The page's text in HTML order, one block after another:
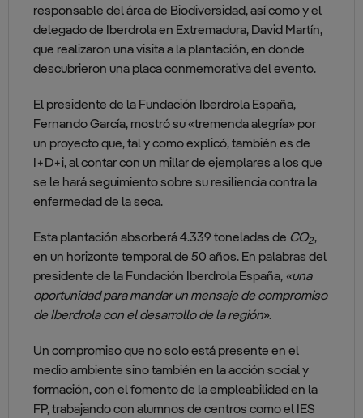
responsable del área de Biodiversidad, así como y el
delegado de Iberdrola en Extremadura, David Martín,
que realizaron una visita a la plantación, en donde
descubrieron una placa conmemorativa del evento.
El presidente de la Fundación Iberdrola España,
Fernando García, mostró su «tremenda alegría» por
un proyecto que, tal y como explicó, también es de
I+D+i, al contar con un millar de ejemplares a los que
se le hará seguimiento sobre su resiliencia contra la
enfermedad de la seca.
Esta plantación absorberá 4.339 toneladas de CO2.,
en un horizonte temporal de 50 años. En palabras del
presidente de la Fundación Iberdrola España, «una
oportunidad para mandar un mensaje de compromiso
de Iberdrola con el desarrollo de la región».
Un compromiso que no solo está presente en el
medio ambiente sino también en la acción social y
formación, con el fomento de la empleabilidad en la
FP, trabajando con alumnos de centros como el IES